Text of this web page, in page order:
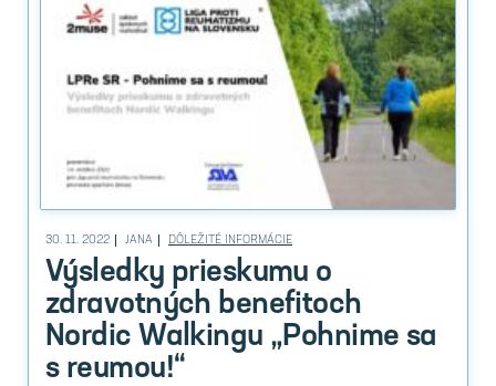
30. 11. 2022 JANA DÔLEŽITÉ INFORMÁCIE
Výsledky prieskumu o
zdravotných benefitoch
Nordic Walkingu „Pohnime sa
s reumou!“